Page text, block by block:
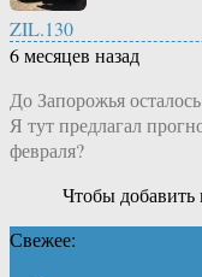
ZIL.130
6 месяцев назад
До Запорожья
Я тут предлагал
февраля?
Чтобы добавить
Свежее: